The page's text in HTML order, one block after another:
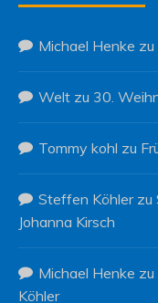
Michael Henke zu
Welt zu 30.
Tommy kohl zu
Steffen Köhlerzu
Johanna Kirsch
Michael Henke zu
Köhler